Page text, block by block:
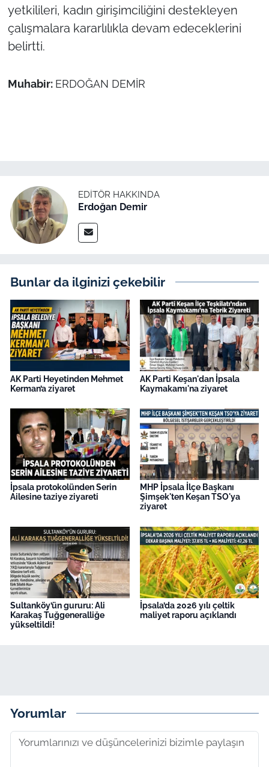
yetkilileri, kadın girişimciliğini destekleyen
çalışmalara kararlılıkla devam edeceklerini
belirtti.
Muhabir: ERDOĞAN DEMİR
EDITÖR HAKKINDA
Erdoğan Demir
Bunlar da ilginizi çekebilir
AK Parti Heyetinden Mehmet
Kerman’a ziyaret
AK Parti Keşan'dan İpsala
Kaymakamı'na ziyaret
İpsala protokolünden Serin
Ailesine taziye ziyareti
MHP İpsala İlçe Başkanı
Şimşek'ten Keşan TSO'ya
ziyaret
Sultanköy’ün gururu: Ali
Karakaş Tuğgeneralliğe
yükseltildi!
İpsala’da 2026 yılı çeltik
maliyet raporu açıklandı
Yorumlar